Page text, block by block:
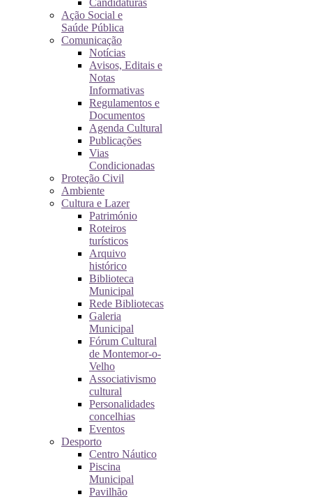
Candidaturas
Ação Social e
Saúde Pública
Comunicação
Notícias
Avisos, Editais e
Notas
Informativas
Regulamentos e
Documentos
Agenda Cultural
Publicações
Vias
Condicionadas
Proteção Civil
Ambiente
Cultura e Lazer
Património
Roteiros
turísticos
Arquivo
histórico
Biblioteca
Municipal
Rede Bibliotecas
Galeria
Municipal
Fórum Cultural
de Montemor-o-
Velho
Associativismo
cultural
Personalidades
concelhias
Eventos
Desporto
Centro Náutico
Piscina
Municipal
Pavilhão